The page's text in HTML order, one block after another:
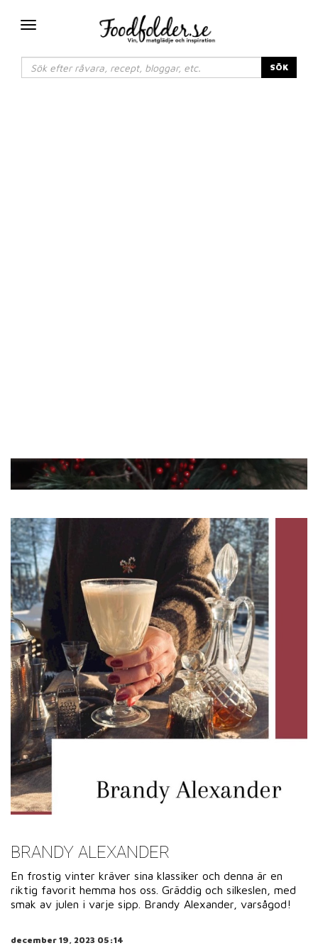
Växla
SÖK
BRANDY ALEXANDER
En frostig vinter kräver sina klassiker och denna är en
riktig favorit hemma hos oss. Gräddig och silkeslen, med
smak av julen i varje sipp. Brandy Alexander, varsågod!
december 19, 2023 05:14